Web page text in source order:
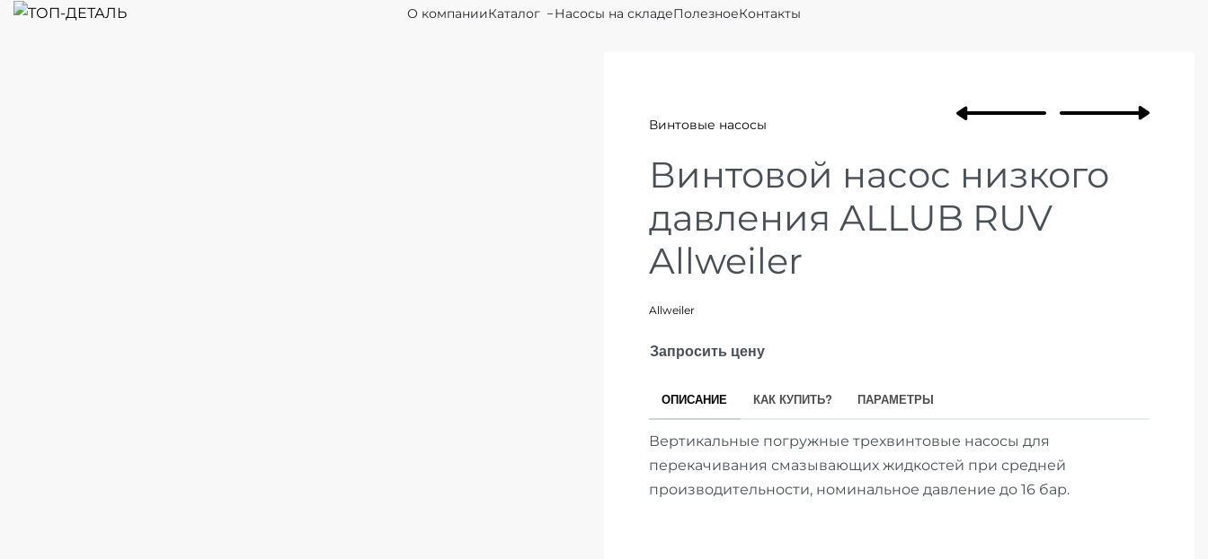
О компанииКаталог Насосы на складеПолезноеКонтакты
Винтовые насосы
Винтовой насос низкого
давления ALLUB RUV
Allweiler
Allweiler
Запросить цену
ОПИСАНИЕ КАК КУПИТЬ? ПАРАМЕТРЫ
Вертикальные погружные трехвинтовые насосы для
перекачивания смазывающих жидкостей при средней
производительности, номинальное давление до 16 бар.